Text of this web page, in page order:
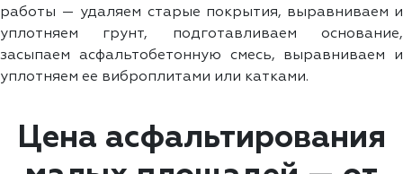
работы — удаляем старые покрытия, выравниваем и
уплотняем грунт, подготавливаем основание,
засыпаем асфальтобетонную смесь, выравниваем и
уплотняем ее виброплитами или катками.
Цена асфальтирования